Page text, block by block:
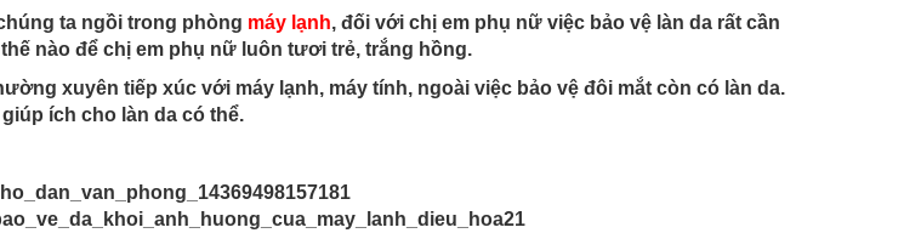
ta ngồi trong phòng máy lạnh, đối với chị em phụ nữ việc bảo vệ làn da rất cần
nào để chị em phụ nữ luôn tươi trẻ, trắng hồng.
xuyên tiếp xúc với máy lạnh, máy tính, ngoài việc bảo vệ đôi mắt còn có làn da.
ích cho làn da có thể.